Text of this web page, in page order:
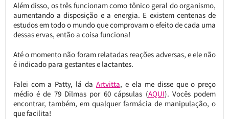
Além disso, os três funcionam como tônico geral do organismo,
aumentando a disposição e a energia. E existem centenas de
estudos em todo o mundo que comprovam o efeito de cada uma
dessas ervas, então a coisa funciona!
Até o momento não foram relatadas reações adversas, e ele não
é indicado para gestantes e lactantes.
Falei com a Patty, lá daArtvitta, e ela me disse que o preço
médio é de 79 Dilmas por 60 cápsulas (AQUI). Vocês podem
encontrar, também, em qualquer farmácia de manipulação, o
que facilita!